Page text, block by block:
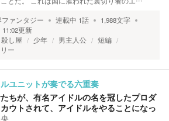
ァンタジー 連載中 1話 1,988文字
11:02更新
殺し屋 少年 男主人公
短編
ー
ユニットが奏でる六重奏
ちが、有名アイドルの名を冠したプロダ
ウトされて、アイドルをやることになっ